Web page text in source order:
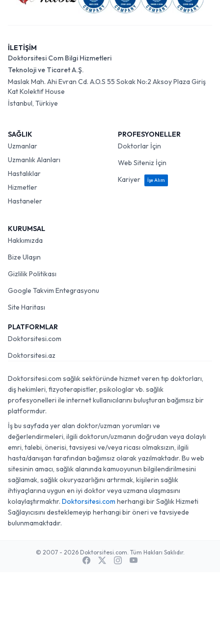
İLETİŞİM
Doktorsitesi Com Bilgi Hizmetleri
Teknoloji ve Ticaret A.Ş.
Maslak Mah. Ahi Evran Cd. A.O.S 55 Sokak No:2 Aksoy Plaza Giriş
Kat Kolektif House
İstanbul, Türkiye
SAĞLIK
Uzmanlar
Uzmanlık Alanları
Hastalıklar
Hizmetler
Hastaneler
PROFESYONELLER
Doktorlar İçin
Web Siteniz İçin
Kariyer
İşe Alım
KURUMSAL
Hakkımızda
Bize Ulaşın
Gizlilik Politikası
Google Takvim Entegrasyonu
Site Haritası
PLATFORMLAR
Doktorsitesi.com
Doktorsitesi.az
Doktorsitesi.com sağlık sektöründe hizmet veren tıp doktorları,
diş hekimleri, fizyoterapistler, psikologlar vb. sağlık
profesyonelleri ile internet kullanıcılarını buluşturan bağımsız bir
platformdur.
İş bu sayfada yer alan doktor/uzman yorumları ve
değerlendirmeleri, ilgili doktorun/uzmanın doğrudan veya dolaylı
emri, talebi, önerisi, tavsiyesi ve/veya ricası olmaksızın, ilgili
hasta/danışan tarafından bağımsız olarak yazılmaktadır. Bu web
sitesinin amacı, sağlık alanında kamuoyunun bilgilendirilmesini
sağlamak, sağlık okuryazarlığını artırmak, kişilerin sağlık
ihtiyaçlarına uygun en iyi doktor veya uzmana ulaşmasını
kolaylaştırmaktır. Doktorsitesi.com herhangi bir Sağlık Hizmeti
Sağlayıcısını desteklemeyip herhangi bir öneri ve tavsiyede
bulunmamaktadır.
© 2007 - 2026 Doktorsitesi.com. Tüm Hakları Saklıdır.